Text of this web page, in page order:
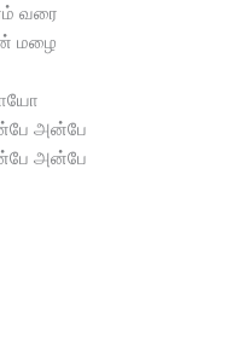
வரை
மழை
அன்பே
அன்பே